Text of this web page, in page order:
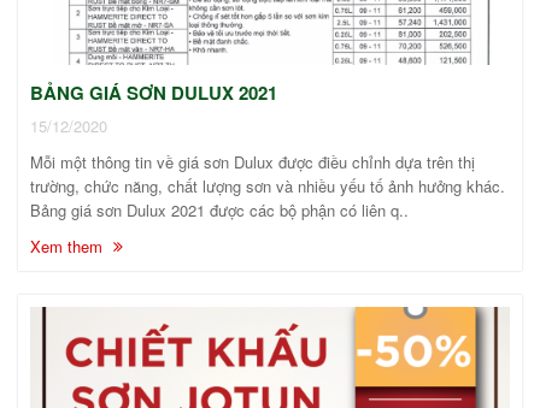
BẢNG GIÁ SƠN DULUX 2021
15/12/2020
Mỗi một thông tin về giá sơn Dulux được điều chỉnh dựa trên thị
trường, chức năng, chất lượng sơn và nhiều yếu tố ảnh hưởng khác.
Bảng giá sơn Dulux 2021 được các bộ phận có liên q..
Xem them